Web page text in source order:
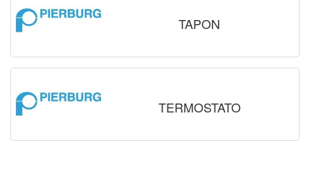
TAPON
TERMOSTATO